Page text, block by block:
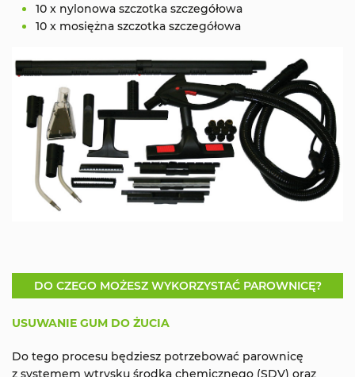
10 x nylonowa szczotka szczegółowa
10 x mosiężna szczotka szczegółowa
DO CZEGO MOŻESZ WYKORZYSTAĆ PAROWNICĘ?
USUWANIE GUM DO ŻUCIA
Do tego procesu będziesz potrzebować parownicę
z systemem wtrysku środka chemicznego (SDV) oraz